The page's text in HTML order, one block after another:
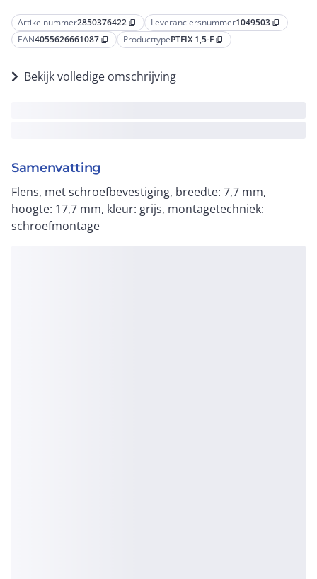
Artikelnummer2850376422 content_copy Leveranciersnummer1049503 content_copy
EAN4055626661087 content_copy ProducttypePTFIX 1,5-F content_copy
Bekijk volledige omschrijving
Samenvatting
Flens, met schroefbevestiging, breedte: 7,7 mm,
hoogte: 17,7 mm, kleur: grijs, montagetechniek:
schroefmontage